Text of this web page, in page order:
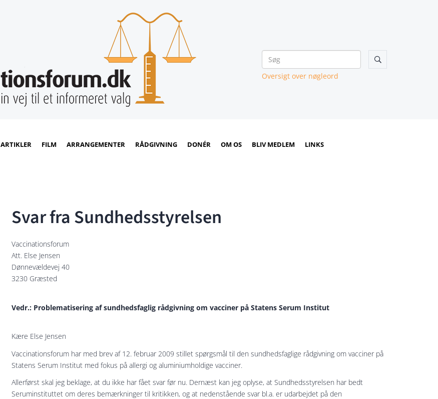

Oversigt over nøgleord
ARTIKLER FILM ARRANGEMENTER RÅDGIVNING DONÉR OM OS BLIV MEDLEM LINKS
Svar fra Sundhedsstyrelsen
Vaccinationsforum
Att. Else Jensen
Dønnevældevej 40
3230 Græsted
Vedr.: Problematisering af sundhedsfaglig rådgivning om vacciner på Statens Serum Institut
Kære Else Jensen
Vaccinationsforum har med brev af 12. februar 2009 stillet spørgsmål til den sundhedsfaglige rådgivning om vacciner på
Statens Serum Institut med fokus på allergi og aluminiumholdige vacciner.
Allerførst skal jeg beklage, at du ikke har fået svar før nu. Dernæst kan jeg oplyse, at Sundhedsstyrelsen har bedt
Seruminstituttet om deres bemærkninger til kritikken, og at nedenstående svar bl.a. er udarbejdet på den